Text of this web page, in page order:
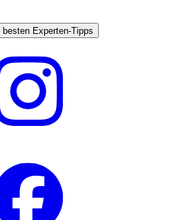
besten Experten-Tipps